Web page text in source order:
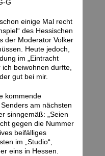
einige Mal recht
des Hessischen
der Moderator Volker
Heute jedoch,
im „Eintracht
beiwohnen durfte,
gut bei mir.
kommende
am nächsten
sinngemäß: „Seien
gegen die Nummer
beifälliges
im „Studio“,
eins in Hessen.